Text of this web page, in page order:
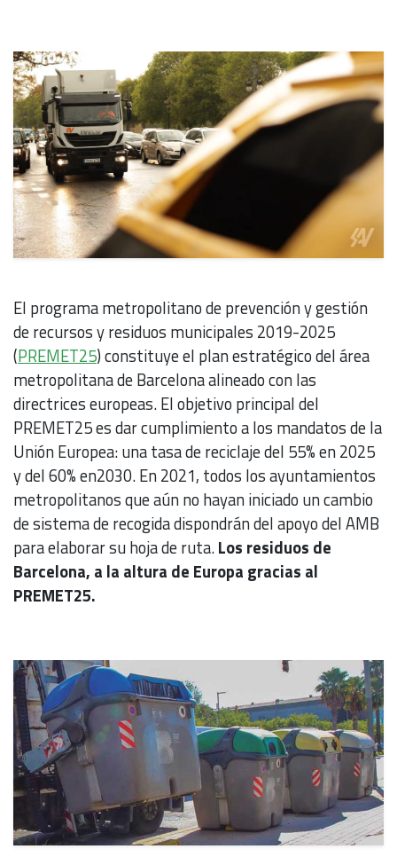
El programa metropolitano de prevención y gestión
de recursos y residuos municipales 2019-2025
(PREMET25) constituye el plan estratégico del área
metropolitana de Barcelona alineado con las
directrices europeas. El objetivo principal del
PREMET25 es dar cumplimiento a los mandatos de la
Unión Europea: una tasa de reciclaje del 55% en 2025
y del 60% en2030. En 2021, todos los ayuntamientos
metropolitanos que aún no hayan iniciado un cambio
de sistema de recogida dispondrán del apoyo del AMB
para elaborar su hoja de ruta.Los residuos de
Barcelona, a la altura de Europa gracias al
PREMET25.